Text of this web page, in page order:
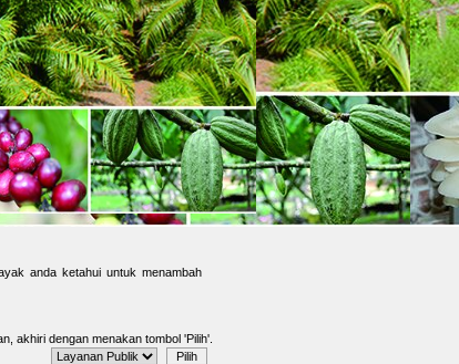
anda ketahui untuk menambah
akhiri dengan menakan tombol 'Pilih'.